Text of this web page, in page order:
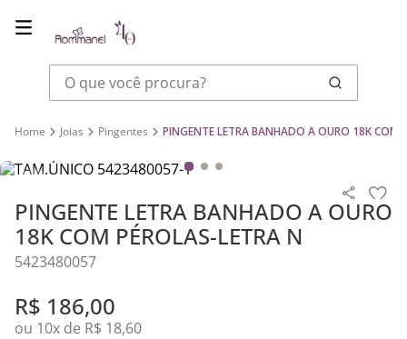
O que você procura?
Joias Pingentes PINGENTE LETRA BANHADO A OURO 18K COM
PINGENTE LETRA BANHADO A OURO
18K COM PÉROLAS-LETRA N
5423480057
R$ 186,00
ou 10x de R$ 18,60